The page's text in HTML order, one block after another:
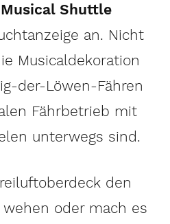
Musical Shuttle
an. Nicht
Musicaldekoration
der-Löwen-Fähren
Fährbetrieb mit
unterwegs sind.
den
oder mach es